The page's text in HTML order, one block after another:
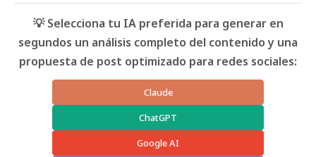
💡 Selecciona tu IA preferida para generar en
segundos un análisis completo del contenido y una
propuesta de post optimizado para redes sociales:
Claude
ChatGPT
Google AI